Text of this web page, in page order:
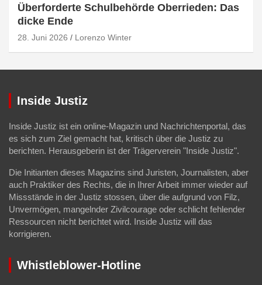
Überforderte Schulbehörde Oberrieden: Das
dicke Ende
28. Juni 2026 Lorenzo Winter
Inside Justiz
Inside Justiz ist ein online-Magazin und Nachrichtenportal, das
es sich zum Ziel gemacht hat, kritisch über die Justiz zu
berichten. Herausgeberin ist der Trägerverein "Inside Justiz".
Die Initianten dieses Magazins sind Juristen, Journalisten, aber
auch Praktiker des Rechts, die in Ihrer Arbeit immer wieder auf
Missstände in der Justiz stossen, über die aufgrund von Filz,
Unvermögen, mangelnder Zivilcourage oder schlicht fehlender
Ressourcen nicht berichtet wird. Inside Justiz will das
korrigieren.
Whistleblower-Hotline